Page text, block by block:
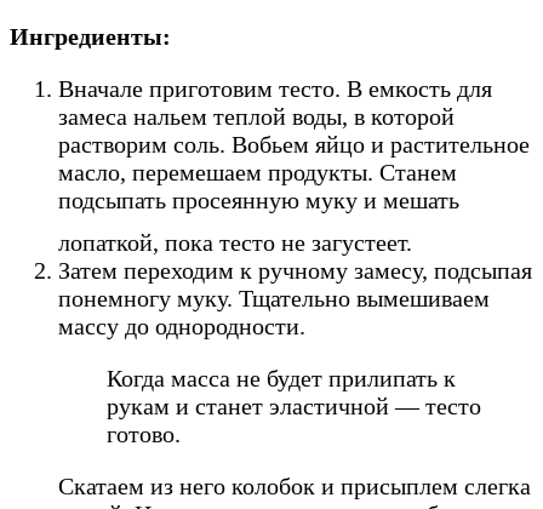
Ингредиенты:
Вначале приготовим тесто. В емкость для
замеса нальем теплой воды, в которой
растворим соль. Вобьем яйцо и растительное
масло, перемешаем продукты. Станем
подсыпать просеянную муку и мешать
лопаткой, пока тесто не загустеет.
Затем переходим к ручному замесу, подсыпая
понемногу муку. Тщательно вымешиваем
массу до однородности.
Когда масса не будет прилипать к
рукам и станет эластичной — тесто
готово.
Скатаем из него колобок и присыплем слегка